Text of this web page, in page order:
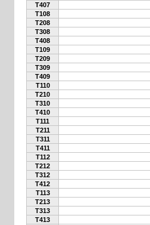
T407
T108
T208
T308
T408
T109
T209
T309
T409
T110
T210
T310
T410
T111
T211
T311
T411
T112
T212
T312
T412
T113
T213
T313
T413